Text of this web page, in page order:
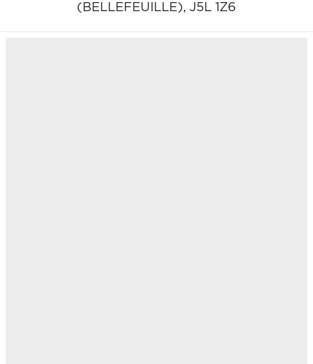
(BELLEFEUILLE), J5L 1Z6